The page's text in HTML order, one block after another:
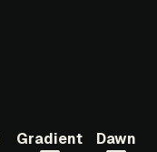
Gradient Dawn